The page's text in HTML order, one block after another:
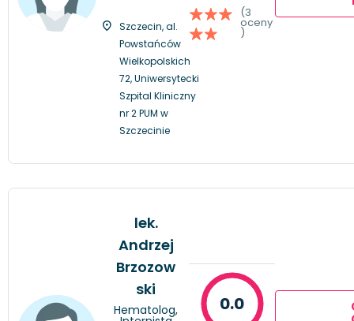
Szczecin, al.
Powstańców
Wielkopolskich
72, Uniwersytecki
Szpital Kliniczny
nr 2 PUM w
Szczecinie
(3
oceny
)
lek.
Andrzej
Brzozow
ski
Hematolog, 0.0